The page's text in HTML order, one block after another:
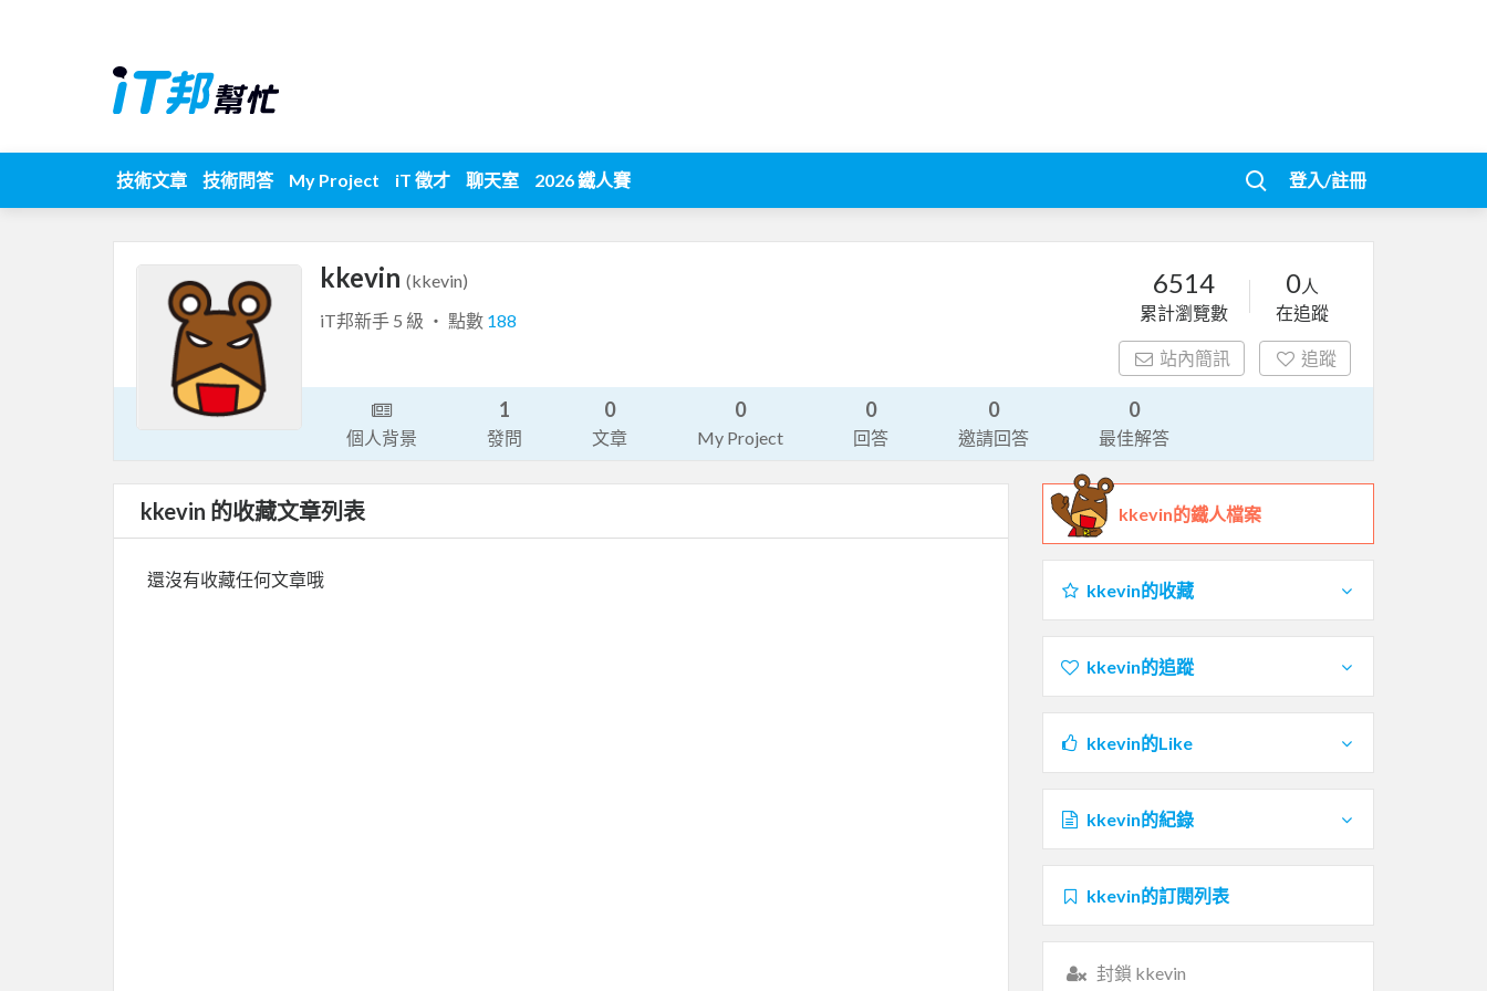
技術文章 技術問答 My Project iT 徵才 聊天室 2026 鐵人賽 登入/註冊
kkevin (kkevin)
iT邦新手 5 級 ‧ 點數 188
6514
累計瀏覽數
0人
在追蹤
站內簡訊 追蹤
個人背景
1
發問
0
文章
0
My Project
0
回答
0
邀請回答
0
最佳解答
kkevin 的收藏文章列表
還沒有收藏任何文章哦
kkevin的鐵人檔案
kkevin的收藏
kkevin的追蹤
kkevin的Like
kkevin的紀錄
kkevin的訂閱列表
封鎖 kkevin